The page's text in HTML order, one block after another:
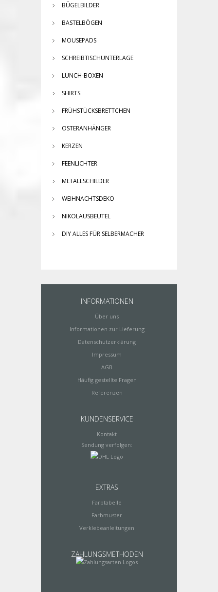
BÜGELBILDER
BASTELBÖGEN
MOUSEPADS
SCHREIBTISCHUNTERLAGE
LUNCH-BOXEN
SHIRTS
FRÜHSTÜCKSBRETTCHEN
OSTERANHÄNGER
KERZEN
FEENLICHTER
METALLSCHILDER
WEIHNACHTSDEKO
NIKOLAUSBEUTEL
DIY ALLES FÜR SELBERMACHER
INFORMATIONEN
Über uns
Informationen zur Lieferung
Datenschutzerklärung
Impressum
AGB
Häufig gestellte Fragen
Referenzen
KUNDENSERVICE
Kontakt
Sendung verfolgen:
EXTRAS
Farbtabelle
Farbmuster
Verklebeanleitungen
ZAHLUNGSMETHODEN